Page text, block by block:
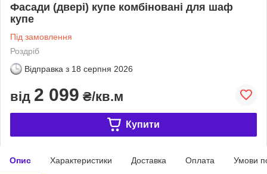
Фасади (двері) купе комбіновані для шаф
купе
Під замовлення
Роздріб
Відправка з 18 серпня 2026
від 2 099 ₴/кв.м
Купити
Опис Характеристики Доставка Оплата Умови